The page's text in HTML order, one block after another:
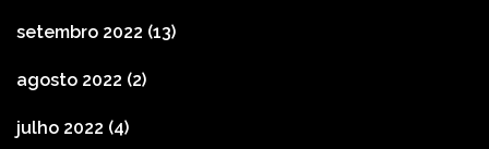
setembro 2022 (13)
agosto 2022 (2)
julho 2022 (4)